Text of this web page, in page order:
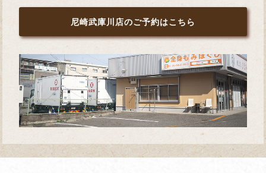
尼崎武庫川店のご予約はこちら